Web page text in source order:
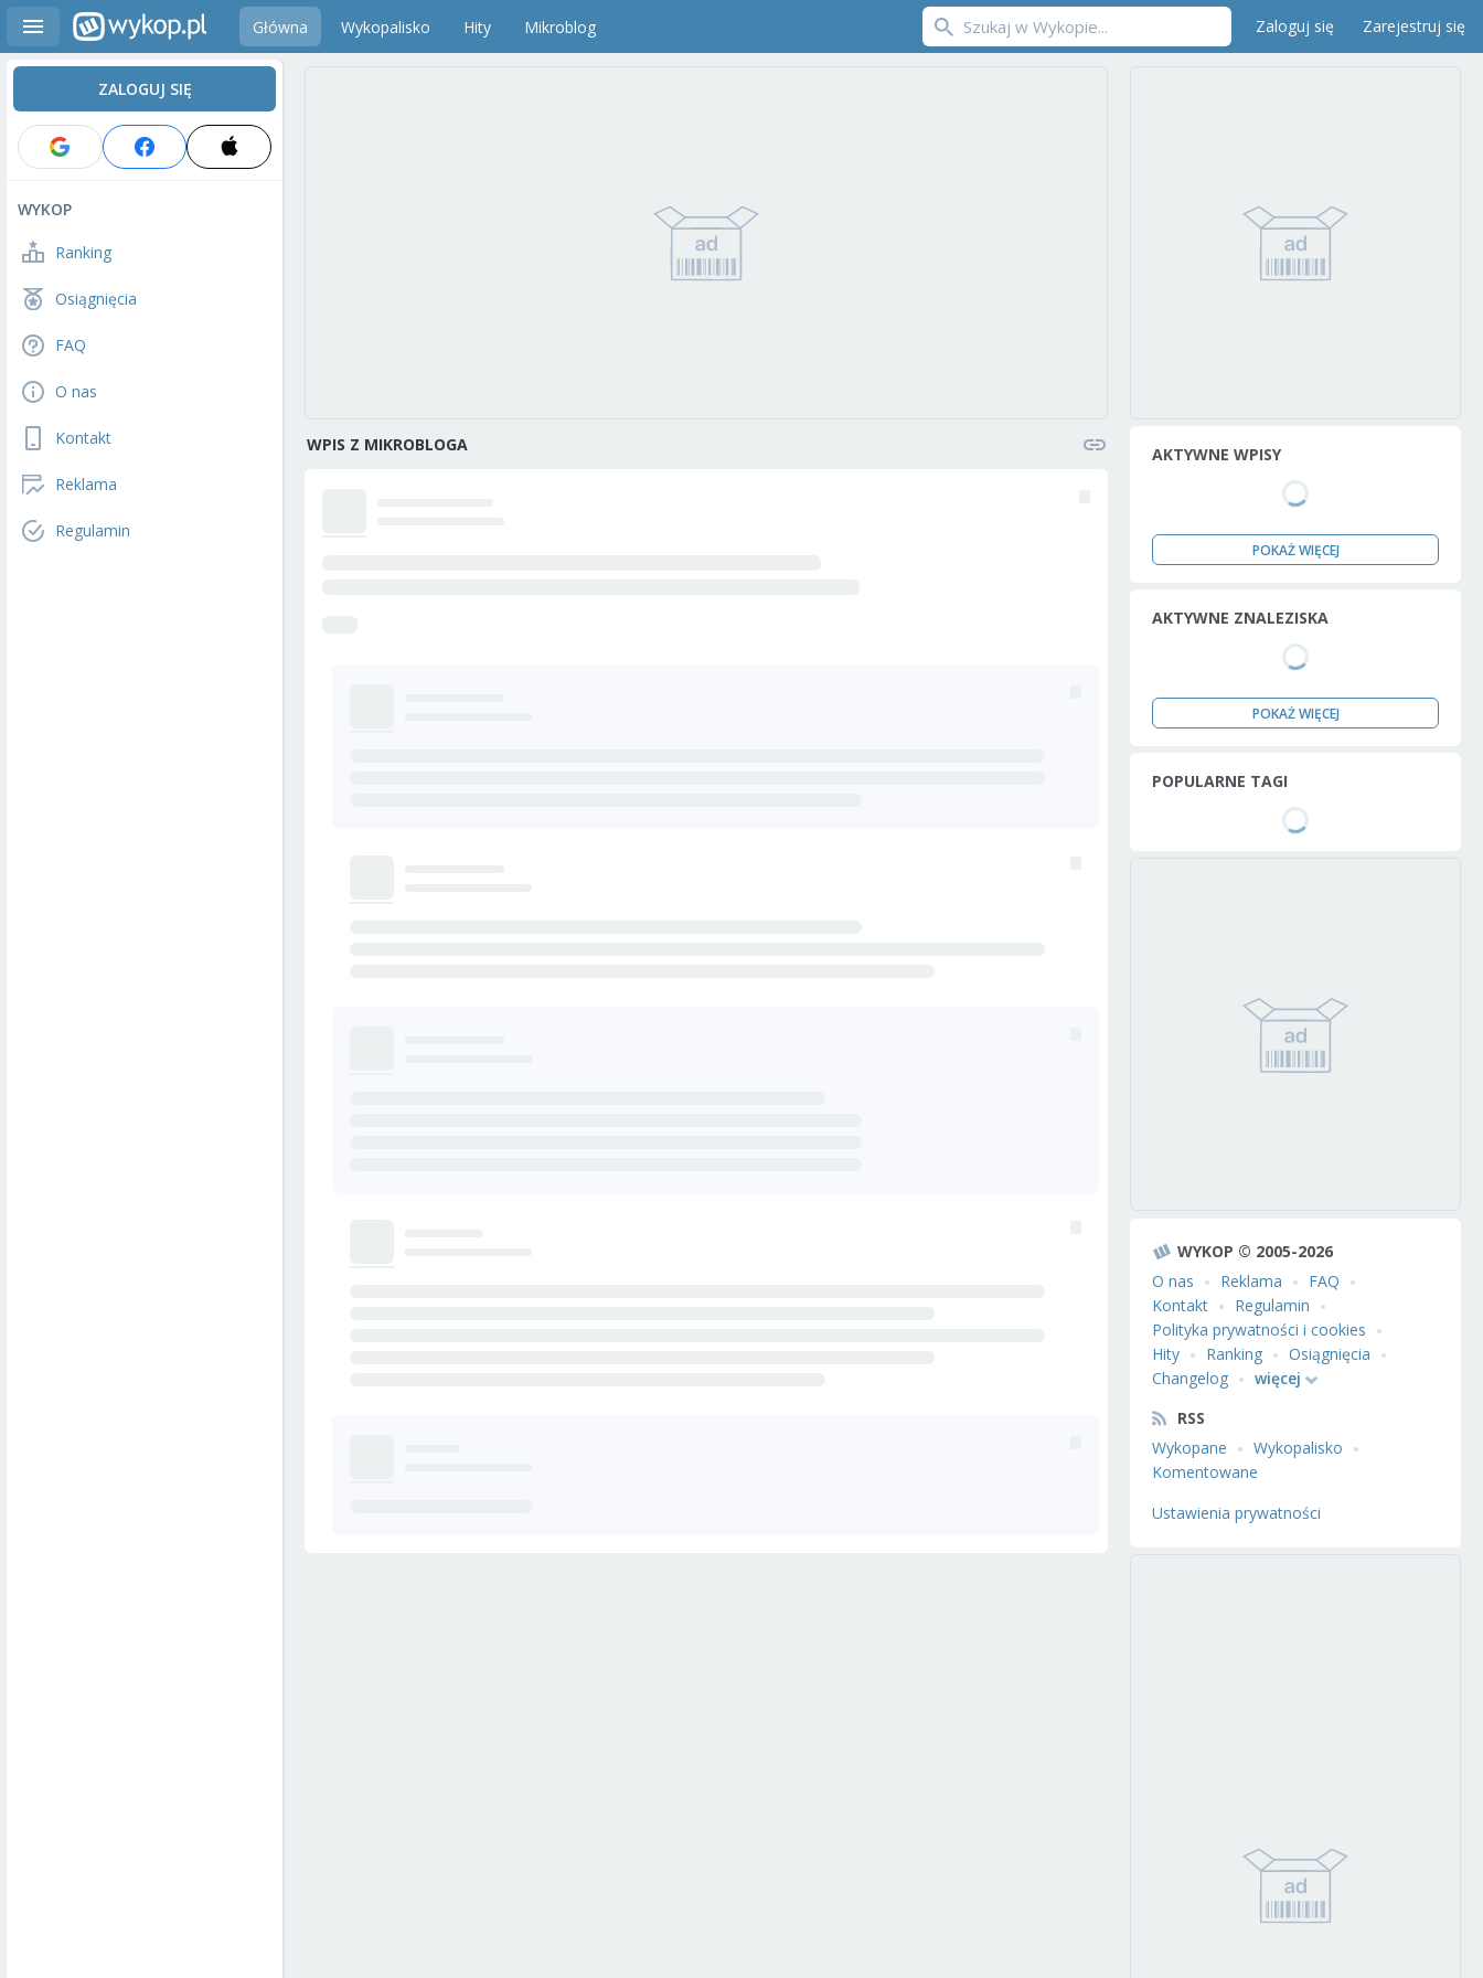
Główna Wykopalisko Hity Mikroblog Zaloguj się Zarejestruj się
ZALOGUJ SIĘ
WYKOP
Ranking
Osiągnięcia
FAQ
O nas
Kontakt
Reklama
Regulamin
WPIS Z MIKROBLOGA AKTYWNE WPISY
POKAŻ WIĘCEJ
AKTYWNE ZNALEZISKA
POKAŻ WIĘCEJ
POPULARNE TAGI
WYKOP © 2005-2026
O nas
Reklama
FAQ
Kontakt
Regulamin
Polityka prywatności i cookies
Hity
Ranking
Osiągnięcia
Changelog
więcej
RSS
Wykopane
Wykopalisko
Komentowane
Ustawienia prywatności